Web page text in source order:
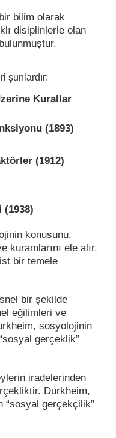
bilim olarak
disiplinlerle olan
şunlardır:
Kurallar
(1893)
(1912)
(1938)
konusunu,
kuramlarını ele alır.
bir temele
bir şekilde
eğilimleri ve
sosyolojinin
gerçeklik”
iradelerinden
Durkheim,
gerçekçilik”